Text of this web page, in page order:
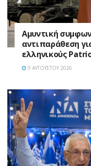
Αμυντική
αντιπαράθεση
ελληνικούς
9 ΑΥΓΟΎΣΤΟΥ 2026